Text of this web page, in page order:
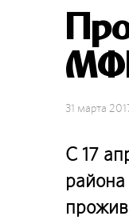
31 марта
С 17